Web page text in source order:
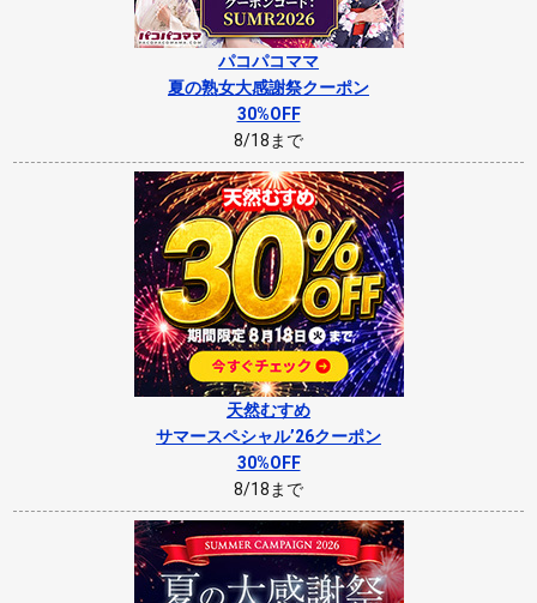
パコパコママ
夏の熟女大感謝祭クーポン
30%OFF
8/18まで
天然むすめ
サマースペシャル’26クーポン
30%OFF
8/18まで